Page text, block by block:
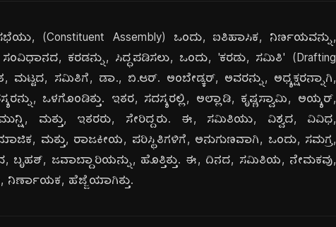
(Constituent Assembly) ಒಂದು, ಐತಿಹಾಸಿಕ, ನಿರ್ಣಯವನ್ನು,
ಕರಡನ್ನು, ಸಿದ್ಧಪಡಿಸಲು, ಒಂದು, 'ಕರಡು, ಸಮಿತಿ' (Drafting
ಸಮಿತಿಗೆ, ಡಾ., ಬಿ.ಆರ್. ಅಂಬೇಡ್ಕರ್, ಅವರನ್ನು, ಅಧ್ಯಕ್ಷರನ್ನಾಗಿ,
ಒಳಗೊಂಡಿತ್ತು. ಇತರ, ಸದಸ್ಯರಲ್ಲಿ, ಅಲ್ಲಾಡಿ, ಕೃಷ್ಣಸ್ವಾಮಿ, ಅಯ್ಯರ್,
ಮತ್ತು, ಇತರರು, ಸೇರಿದ್ದರು. ಈ, ಸಮಿತಿಯು, ವಿಶ್ವದ, ವಿವಿಧ,
ಮತ್ತು, ರಾಜಕೀಯ, ಪರಿಸ್ಥಿತಿಗಳಿಗೆ, ಅನುಗುಣವಾಗಿ, ಒಂದು, ಸಮಗ್ರ,
ಬೃಹತ್, ಜವಾಬ್ದಾರಿಯನ್ನು, ಹೊತ್ತಿತ್ತು. ಈ, ದಿನದ, ಸಮಿತಿಯ, ನೇಮಕವು,
ನಿರ್ಣಾಯಕ, ಹೆಜ್ಜೆಯಾಗಿತ್ತು.